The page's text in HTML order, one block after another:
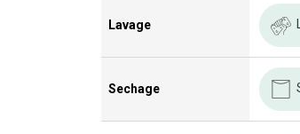
Lavage
Sechage